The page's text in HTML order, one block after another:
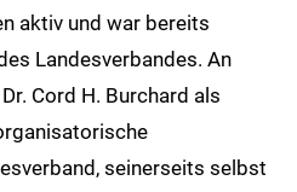
aktiv und war bereits
Landesverbandes. An
Cord H. Burchard als
seinerseits selbst